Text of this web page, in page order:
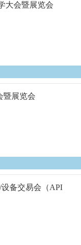
大会暨展览会
暨展览会
设备交易会（API